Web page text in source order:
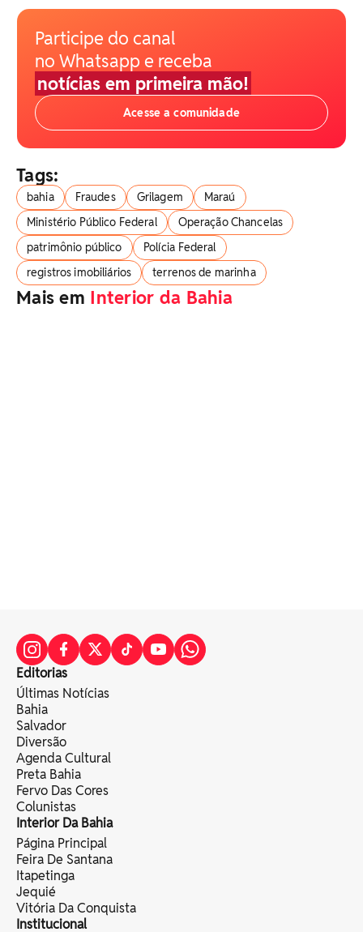
Participe do canal
no Whatsapp e receba
notícias em primeira mão!
Acesse a comunidade
Tags:
bahia Fraudes Grilagem
Maraú
Ministério Público Federal
Operação Chancelas
patrimônio público
Polícia Federal
registros imobiliários
terrenos de marinha
Mais em Interior da Bahia
Editorias
Últimas Notícias
Bahia
Salvador
Diversão
Agenda Cultural
Preta Bahia
Fervo Das Cores
Colunistas
Interior Da Bahia
Página Principal
Feira De Santana
Itapetinga
Jequié
Vitória Da Conquista
Institucional